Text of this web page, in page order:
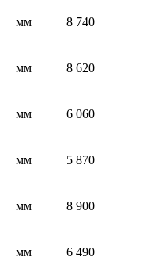
мм 8 740
мм 8 620
мм 6 060
мм 5 870
мм 8 900
мм 6 490